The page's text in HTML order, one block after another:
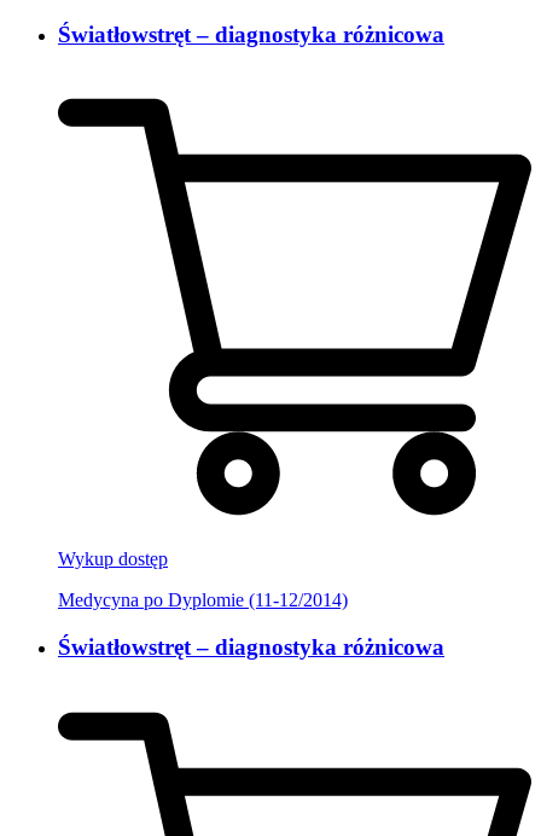
Światłowstręt – diagnostyka różnicowa
Wykup dostęp
Medycyna po Dyplomie (11-12/2014)
Światłowstręt – diagnostyka różnicowa